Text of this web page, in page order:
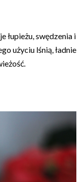
łupieżu, swędzenia i
użyciu lśnią, ładnie